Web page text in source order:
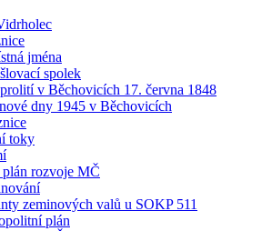
jména
spolek
v Běchovicích 17. června 1848
dny 1945 v Běchovicích
toky
plán rozvoje MČ
zeminových valů u SOKP 511
plán